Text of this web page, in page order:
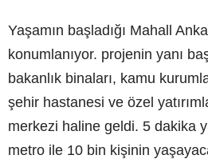
Yaşamın başladığı Mahall
konumlanıyor. projenin yanı
bakanlık binaları, kamu
şehir hastanesi ve özel
merkezi haline geldi. 5 dakika
metro ile 10 bin kişinin